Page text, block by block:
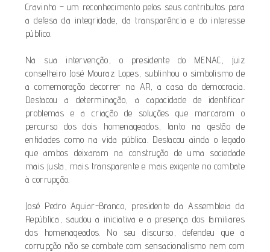
Cravinho – um reconhecimento pelos seus contributos para
a defesa da integridade, da transparência e do interesse
público.
Na sua intervenção, o presidente do MENAC, juiz
conselheiro José Mouraz Lopes, sublinhou o simbolismo de
a comemoração decorrer na AR, a casa da democracia.
Destacou a determinação, a capacidade de identificar
problemas e a criação de soluções que marcaram o
percurso dos dois homenageados, tanto na gestão de
entidades como na vida pública. Destacou ainda o legado
que ambos deixaram na construção de uma sociedade
mais justa, mais transparente e mais exigente no combate
à corrupção.
José Pedro Aguiar-Branco, presidente da Assembleia da
República, saudou a iniciativa e a presença dos familiares
dos homenageados. No seu discurso, defendeu que a
corrupção não se combate com sensacionalismo nem com